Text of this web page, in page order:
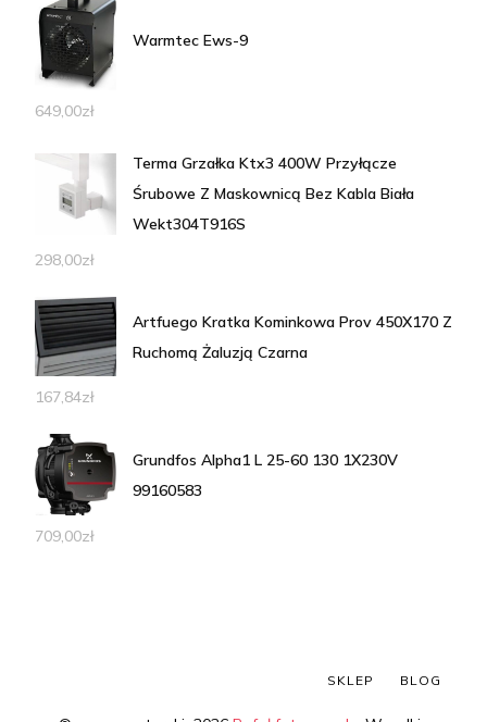
Warmtec Ews-9
649,00zł
Terma Grzałka Ktx3 400W Przyłącze
Śrubowe Z Maskownicą Bez Kabla Biała
Wekt304T916S
298,00zł
Artfuego Kratka Kominkowa Prov 450X170 Z
Ruchomą Żaluzją Czarna
167,84zł
Grundfos Alpha1 L 25-60 130 1X230V
99160583
709,00zł
SKLEP BLOG